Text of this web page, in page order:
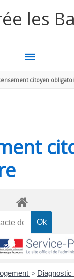
les
MENU
citoyen
>